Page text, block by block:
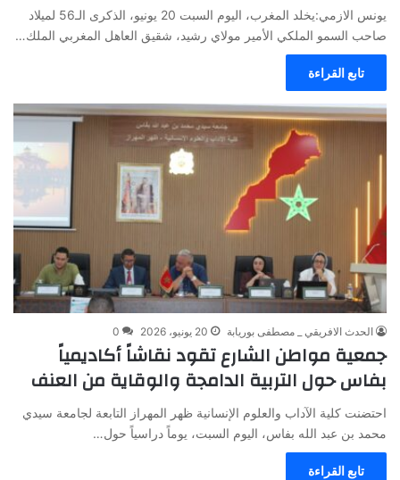
يونس الازمي:يخلد المغرب، اليوم السبت 20 يونيو، الذكرى الـ56 لميلاد
صاحب السمو الملكي الأمير مولاي رشيد، شقيق العاهل المغربي الملك…
تابع القراءة
الحدث الافريقي _ مصطفى بوريابة 20 يونيو، 2026 0
جمعية مواطن الشارع تقود نقاشاً أكاديمياً
بفاس حول التربية الدامجة والوقاية من العنف
احتضنت كلية الآداب والعلوم الإنسانية ظهر المهراز التابعة لجامعة سيدي
محمد بن عبد الله بفاس، اليوم السبت، يوماً دراسياً حول…
تابع القراءة